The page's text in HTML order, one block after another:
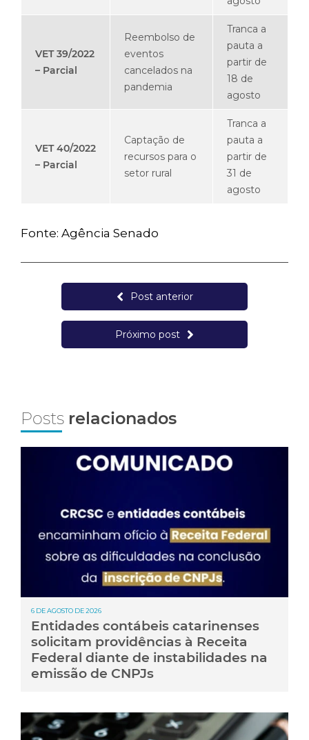
VET 39/2022
– Parcial
Reembolso de
eventos
cancelados na
pandemia
Tranca a
pauta a
partir de
18 de
agosto
VET 40/2022
– Parcial
Captação de
recursos para o
setor rural
Tranca a
pauta a
partir de
31 de
agosto
Fonte: Agência Senado
Post anterior
Próximo post
Posts relacionados
6 DE AGOSTO DE 2026
Entidades contábeis catarinenses
solicitam providências à Receita
Federal diante de instabilidades na
emissão de CNPJs